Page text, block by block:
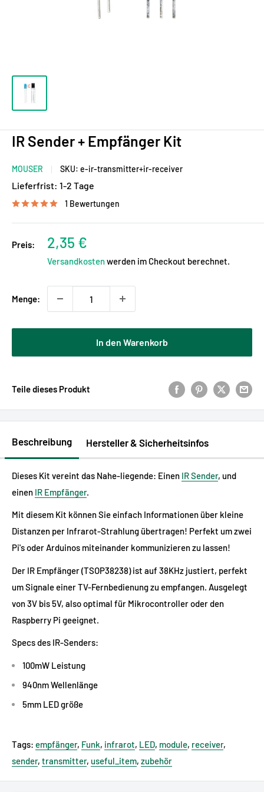
IR Sender + Empfänger Kit
MOUSER SKU: e-ir-transmitter+ir-receiver
Lieferfrist: 1-2 Tage
1 Bewertungen
Preis: Sonderpreis
2,35 €
Versandkostenwerden im Checkout berechnet.
Menge:
In den Warenkorb
Teile dieses Produkt
Beschreibung Hersteller & Sicherheitsinfos
Dieses Kit vereint das Nahe-liegende: Einen IR Sender, und
einen IR Empfänger.
Mit diesem Kit können Sie einfach Informationen über kleine
Distanzen per Infrarot-Strahlung übertragen! Perfekt um zwei
Pi's oder Arduinos miteinander kommunizieren zu lassen!
Der IR Empfänger (TSOP38238) ist auf 38KHz justiert, perfekt
um Signale einer TV-Fernbedienung zu empfangen. Ausgelegt
von 3V bis 5V, also optimal für Mikrocontroller oder den
Raspberry Pi geeignet.
Specs des IR-Senders:
100mW Leistung
940nm Wellenlänge
5mm LED größe
Tags: empfänger, Funk, infrarot, LED, module, receiver,
sender, transmitter, useful_item, zubehör